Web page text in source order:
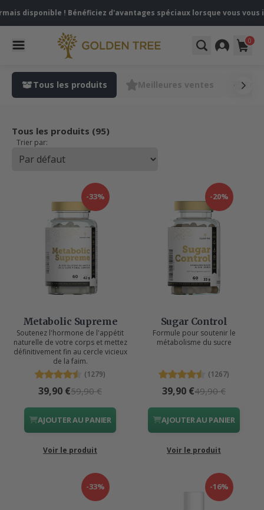
disponible ! Bénéficiez d'avantages spéciaux lorsque vous vous
0
Tous les produits Meilleures ventes En
Tous les produits (95)
Trier par:
-33%
Metabolic Supreme
Soutenez l'hormone de l'appétit
naturelle de votre corps et mettez
définitivement fin au cercle vicieux
de la faim.
(1279)
39,90 €59,90 €
AJOUTER AU PANIER
Voir le produit
-20%
Sugar Control
Formule pour soutenir le
métabolisme du sucre
(1267)
39,90 €49,90 €
AJOUTER AU PANIER
Voir le produit
-33% -16%